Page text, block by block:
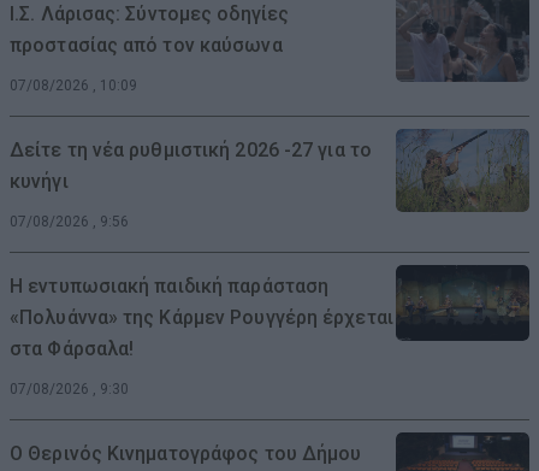
Ι.Σ. Λάρισας: Σύντομες οδηγίες
προστασίας από τον καύσωνα
07/08/2026 , 10:09
Δείτε τη νέα ρυθμιστική 2026 -27 για το
κυνήγι
07/08/2026 , 9:56
Η εντυπωσιακή παιδική παράσταση
«Πολυάννα» της Κάρμεν Ρουγγέρη έρχεται
στα Φάρσαλα!
07/08/2026 , 9:30
Ο Θερινός Κινηματογράφος του Δήμου